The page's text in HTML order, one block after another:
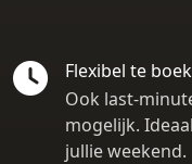
Flexibel te
Ook last-
mogelijk.
jullie weekend.